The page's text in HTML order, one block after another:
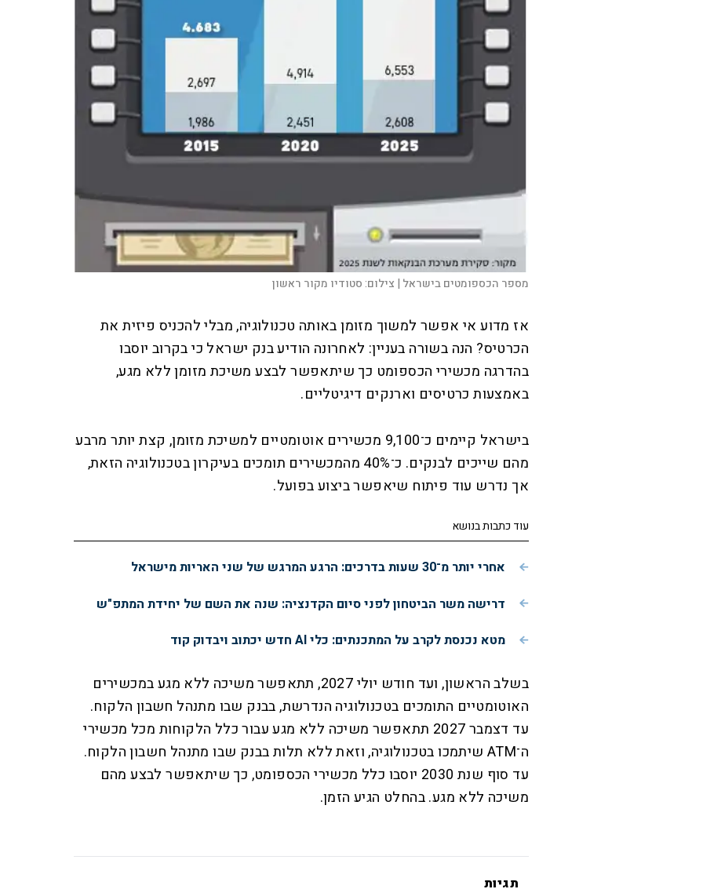
מספר הכספומטים בישראל | צילום:סטודיו מקור ראשון
אז מדוע אי אפשר למשוך מזומן באותה טכנולוגיה, מבלי להכניס פיזית את
הכרטיס? הנה בשורה בעניין: לאחרונה הודיע בנק ישראל כי בקרוב יוסבו
בהדרגה מכשירי הכספומט כך שיתאפשר לבצע משיכת מזומן ללא מגע,
באמצעות כרטיסים וארנקים דיגיטליים.
בישראל קיימים כ־9,100 מכשירים אוטומטיים למשיכת מזומן, קצת יותר מרבע
מהם שייכים לבנקים. כ־40% מהמכשירים תומכים בעיקרון בטכנולוגיה הזאת,
אך נדרש עוד פיתוח שיאפשר ביצוע בפועל.
עוד כתבות בנושא
אחרי יותר מ־30 שעות בדרכים: הרגע המרגש של שני האריות מישראל
דרישה משר הביטחון לפני סיום הקדנציה: שנה את השם של יחידת המתפ"ש
מטא נכנסת לקרב על המתכנתים: כלי AI חדש יכתוב ויבדוק קוד
בשלב הראשון, ועד חודש יולי 2027, תתאפשר משיכה ללא מגע במכשירים
האוטומטיים התומכים בטכנולוגיה הנדרשת, בבנק שבו מתנהל חשבון הלקוח.
עד דצמבר 2027 תתאפשר משיכה ללא מגע עבור כלל הלקוחות מכל מכשירי
ה־ATM שיתמכו בטכנולוגיה, וזאת ללא תלות בבנק שבו מתנהל חשבון הלקוח.
עד סוף שנת 2030 יוסבו כלל מכשירי הכספומט, כך שיתאפשר לבצע מהם
משיכה ללא מגע. בהחלט הגיע הזמן.
תגיות